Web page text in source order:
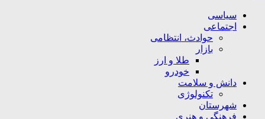
سیاسی
اجتماعی
حوادث، انتظامی
بازار
طلا و ارز
خودرو
دانش و سلامت
تکنولوژی
شهرستان
فرهنگی و هنری